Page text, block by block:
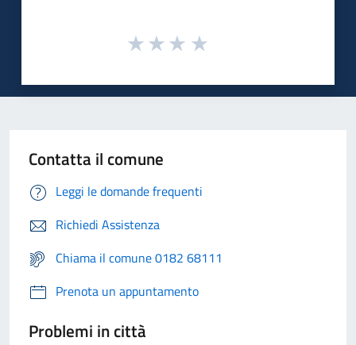
Contatta il comune
Leggi le domande frequenti
Richiedi Assistenza
Chiama il comune 0182 68111
Prenota un appuntamento
Problemi in città